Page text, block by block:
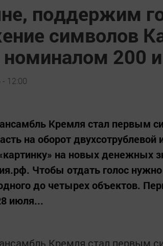
поддержим
символов
200
12:00
Кремля стал первым
на оборот
на новых денежных
Чтобы отдать голос
до четырех объектов.
июля...
Кремля стал первым